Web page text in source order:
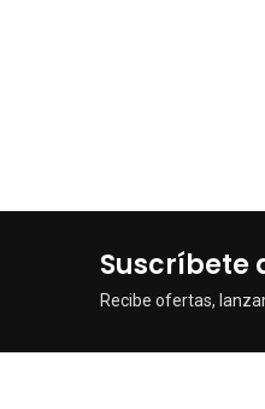
Suscríbete
Recibe ofertas,